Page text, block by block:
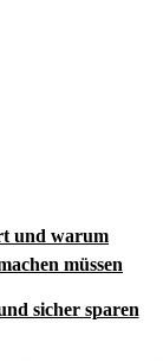
und warum
müssen
sicher sparen